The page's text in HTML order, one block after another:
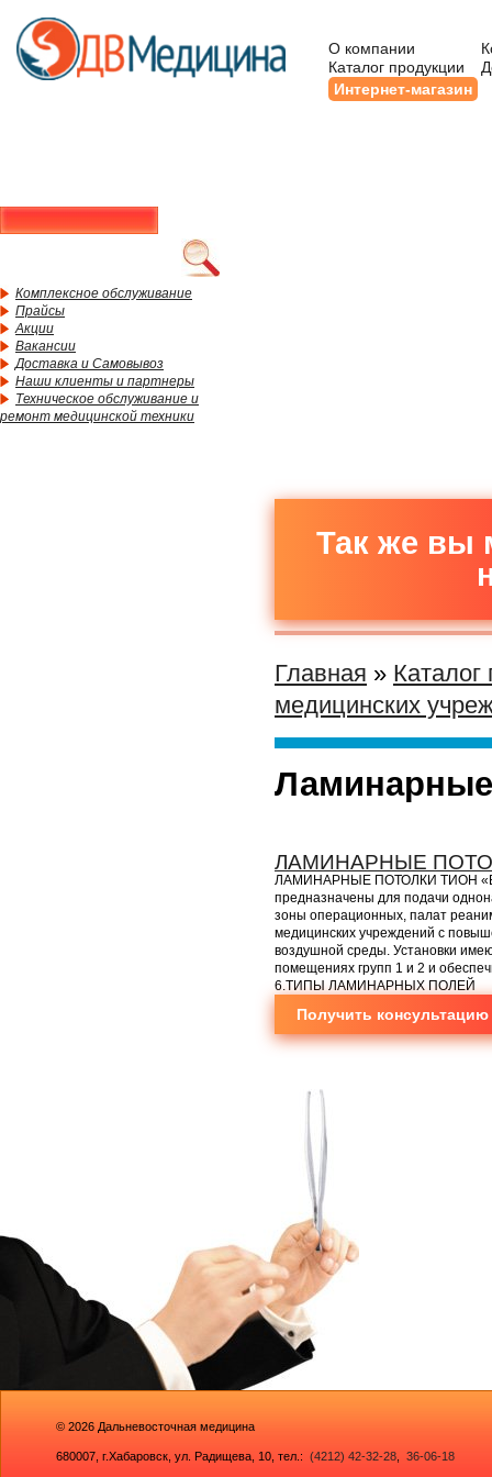
О компании
Каталог продукции
Интернет-магазин
Комплексное обслуживание
Прайсы
Акции
Вакансии
Доставка и Самовывоз
Наши клиенты и партнеры
Техническое обслуживание и
ремонт медицинской техники
Так же вы
Главная » Каталог
медицинских
ЛАМИНАРНЫЕ
ЛАМИНАРНЫЕ ПОТОЛКИ ТИОН «В»
предназначены для подачи
зоны операционных, палат
медицинских учреждений с
воздушной среды. Установки
помещениях групп 1 и 2 и
6.ТИПЫ ЛАМИНАРНЫХ ПОЛЕЙ
Получить консультацию
© 2026 Дальневосточная медицина
680007, г.Хабаровск, ул. Радищева, 10 , тел.: (4212) 42-32-28 36-06-18